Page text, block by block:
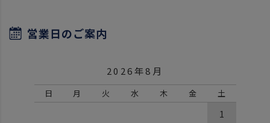
営業日のご案内
2026年8月
日 月 火 水 木 金 土
1